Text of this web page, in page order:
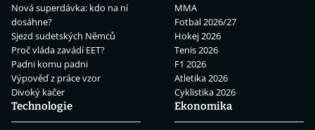
Nová superdávka: kdo na ní
dosáhne?
Sjezd sudetských Němců
Proč vláda zavádí EET?
Padni komu padni
Výpověď z práce vzor
Divoký kačer
MMA
Fotbal 2026/27
Hokej 2026
Tenis 2026
F1 2026
Atletika 2026
Cyklistika 2026
Technologie
Ekonomika